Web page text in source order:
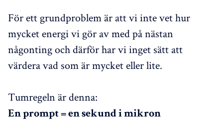
För ett grundproblem är att vi inte vet hur
mycket energi vi gör av med på nästan
någonting och därför har vi inget sätt att
värdera vad som är mycket eller lite.
Tumregeln är denna:
En prompt = en sekund i mikron